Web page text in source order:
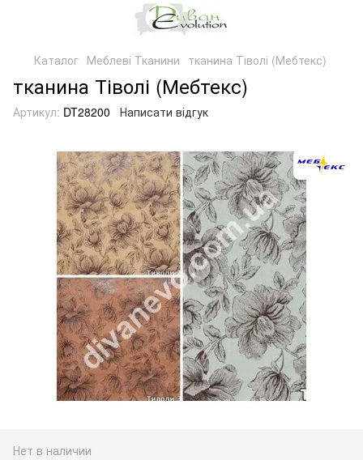
Каталог Меблеві Тканини тканина Тіволі (Мебтекс)
тканина Тіволі (Мебтекс)
Артикул: DT28200 Написати відгук
Нет в наличии